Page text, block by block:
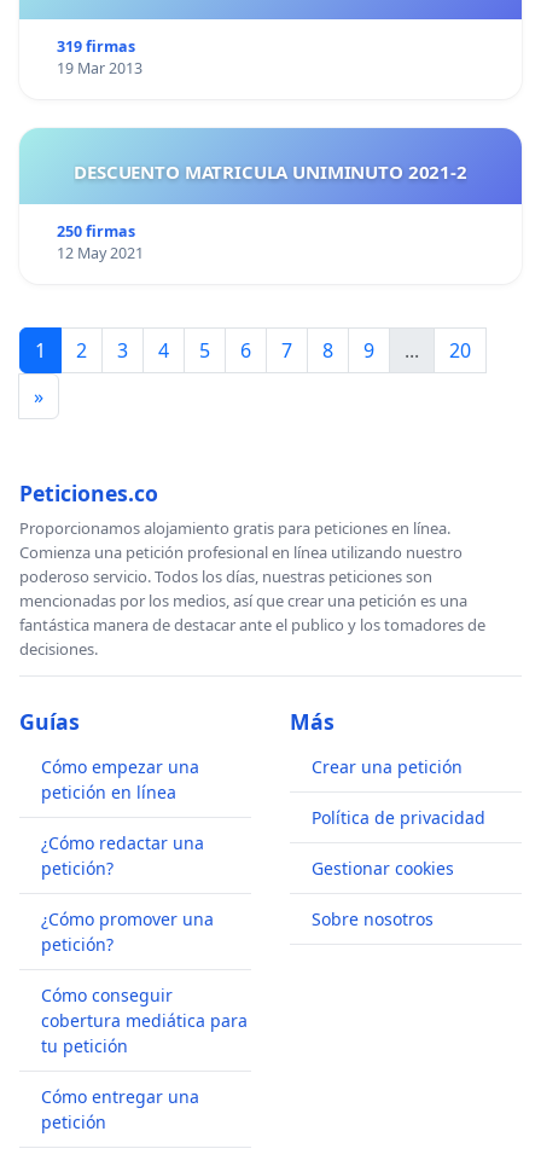
319 firmas
19 Mar 2013
DESCUENTO MATRICULA UNIMINUTO 2021-2
250 firmas
12 May 2021
1 2 3 4 5 6 7 8 9 ...
20
»
Peticiones.co
Proporcionamos alojamiento gratis para peticiones en línea.
Comienza una petición profesional en línea utilizando nuestro
poderoso servicio. Todos los días, nuestras peticiones son
mencionadas por los medios, así que crear una petición es una
fantástica manera de destacar ante el publico y los tomadores de
decisiones.
Guías
Cómo empezar una
petición en línea
¿Cómo redactar una
petición?
¿Cómo promover una
petición?
Cómo conseguir
cobertura mediática para
tu petición
Cómo entregar una
petición
Más
Crear una petición
Política de privacidad
Gestionar cookies
Sobre nosotros